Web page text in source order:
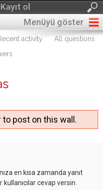
ol
Menüyü göster
activity
All questions
to post on this wall.
en kısa zamanda yanıt
cevap versin.